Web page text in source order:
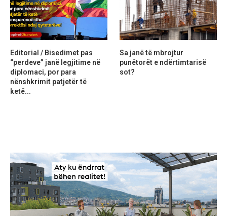
Editorial / Bisedimet pas
“perdeve” janë legjitime në
diplomaci, por para
nënshkrimit patjetër të
ketë...
Sa janë të mbrojtur
punëtorët e ndërtimtarisë
sot?